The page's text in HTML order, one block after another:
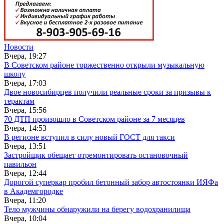
Новости
Вчера, 19:27
В Советском районе торжественно открыли музыкальную
школу
Вчера, 17:03
Двое новосибирцев получили реальные сроки за призывы к
терактам
Вчера, 15:56
70 ДТП произошло в Советском районе за 7 месяцев
Вчера, 14:53
В регионе вступил в силу новый ГОСТ для такси
Вчера, 13:51
Застройщик обещает отремонтировать остановочный
павильон
Вчера, 12:44
Дорогой суперкар пробил бетонный забор автостоянки ИЯФа
в Академгородке
Вчера, 11:20
Тело мужчины обнаружили на берегу водохранилища
Вчера, 10:04